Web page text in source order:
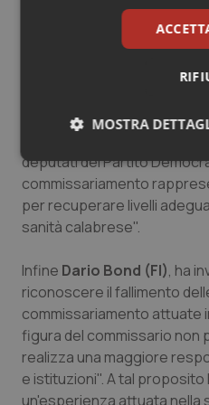
illustrativa sul
singole disposizioni". La
che a pagina 6 della
rilievi della Corte dei conti
regione Calabria e non al
deputati del Partito
commissariamento
per recuperare livelli
sanità calabrese".
Infine Dario Bond (FI), ha
riconoscere il fallimento
commissariamento attuate
figura del commissario non
realizza una maggiore
e istituzioni". A tal proposito
un'esperienza attuata nella
MOSTRA
Necessari
Necessari
I cookie necessari
sito web abilitandone
navigazione sulle pagine e
protette del sito. Il sito
funzionare correttamente